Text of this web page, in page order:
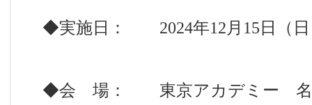
◆実施日： 2024年12月15日（日
◆会 場： 東京アカデミー 名古